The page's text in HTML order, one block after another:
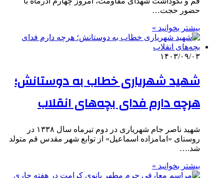
حضور حجت…
بیشتر بخوانید »
۱۴۰۳/۰۹/۰۳
شهید شهریاری خطاب به دوستانش؛
هرچه دارم فدای بچه‌های انقلاب
شهید ناصر جام شهریاری در دوم تیرماه سال ۱۳۳۸ در
روستای «امامزاده اسماعیل» از توابع شهر مقدس قم متولد
شد.…
بیشتر بخوانید »